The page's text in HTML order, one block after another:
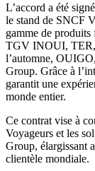
L’accord a été
le stand de SNCF
gamme de
TGV INOUI, TER,
l’automne,
Group. Grâce à
garantit une
monde entier.
Ce contrat vise à
Voyageurs et les
Group, élargissant
clientèle mondiale.